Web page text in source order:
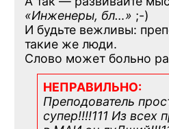
«Инженеры, бл…» ;-)
И будьте вежливы:
такие же люди.
Слово может больно
НЕПРАВИЛЬНО:
Преподователь
супер!!!!111 Из всех